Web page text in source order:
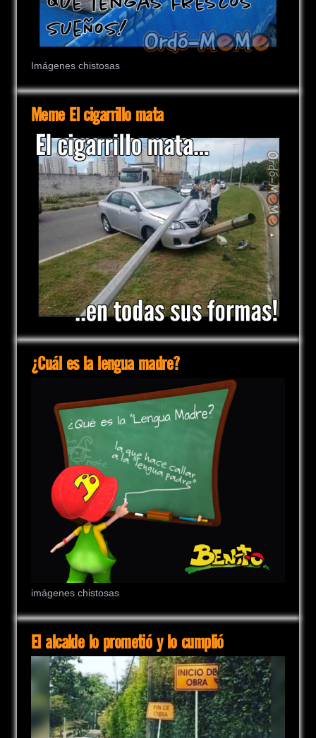
Imágenes chistosas
Meme El cigarrillo mata
¿Cuál es la lengua madre?
imágenes chistosas
El alcalde lo prometió y lo cumplió